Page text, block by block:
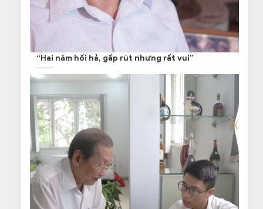
“Hai năm hối hả, gấp rút nhưng rất vui”